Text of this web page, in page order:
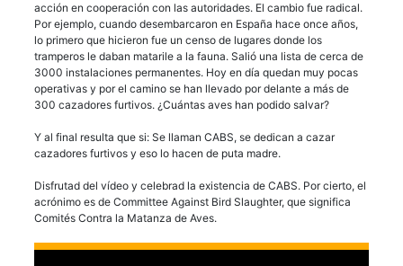
acción en cooperación con las autoridades. El cambio fue radical.
Por ejemplo, cuando desembarcaron en España hace once años,
lo primero que hicieron fue un censo de lugares donde los
tramperos le daban matarile a la fauna. Salió una lista de cerca de
3000 instalaciones permanentes. Hoy en día quedan muy pocas
operativas y por el camino se han llevado por delante a más de
300 cazadores furtivos. ¿Cuántas aves han podido salvar?
Y al final resulta que si: Se llaman CABS, se dedican a cazar
cazadores furtivos y eso lo hacen de puta madre.
Disfrutad del vídeo y celebrad la existencia de CABS. Por cierto, el
acrónimo es de Committee Against Bird Slaughter, que significa
Comités Contra la Matanza de Aves.